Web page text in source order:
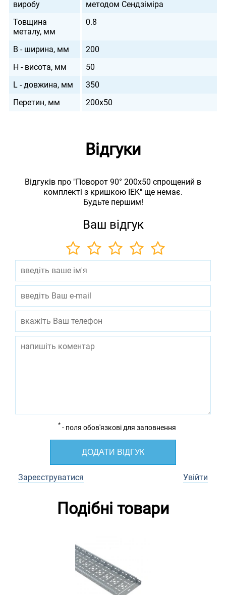
виробу
методом Сендзіміра
Товщина
металу, мм
0.8
B - ширина, мм
200
H - висота, мм
50
L - довжина, мм
350
Перетин, мм
200х50
Відгуки
Відгуків про "Поворот 90° 200х50 спрощений в
комплекті з кришкою IEK" ще немає.
Будьте першим!
Ваш відгук
* - поля обов'язкові для заповнення
ДОДАТИ ВІДГУК
Зареєструватися Увійти
Подібні товари